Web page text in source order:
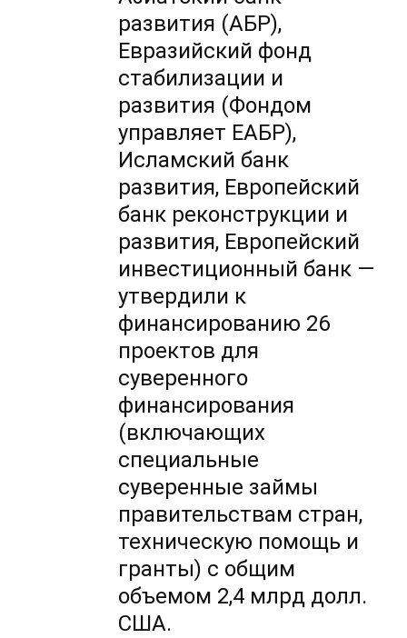
развития (АБР),
Евразийский фонд
стабилизации и
развития (Фондом
управляет ЕАБР),
Исламский банк
развития, Европейский
банк реконструкции и
развития, Европейский
инвестиционный банк —
утвердили к
финансированию 26
проектов для
суверенного
финансирования
(включающих
специальные
суверенные займы
правительствам стран,
техническую помощь и
гранты) с общим
объемом 2,4 млрд долл.
США.